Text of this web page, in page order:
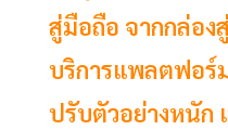
สู่มือถือ จากกล่อ
บริการแพลตฟอร์
ปรับตัวอย่างหนัก